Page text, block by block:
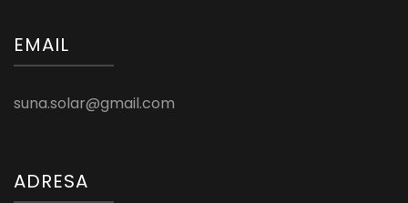
EMAIL
suna.solar@gmail.com
ADRESA